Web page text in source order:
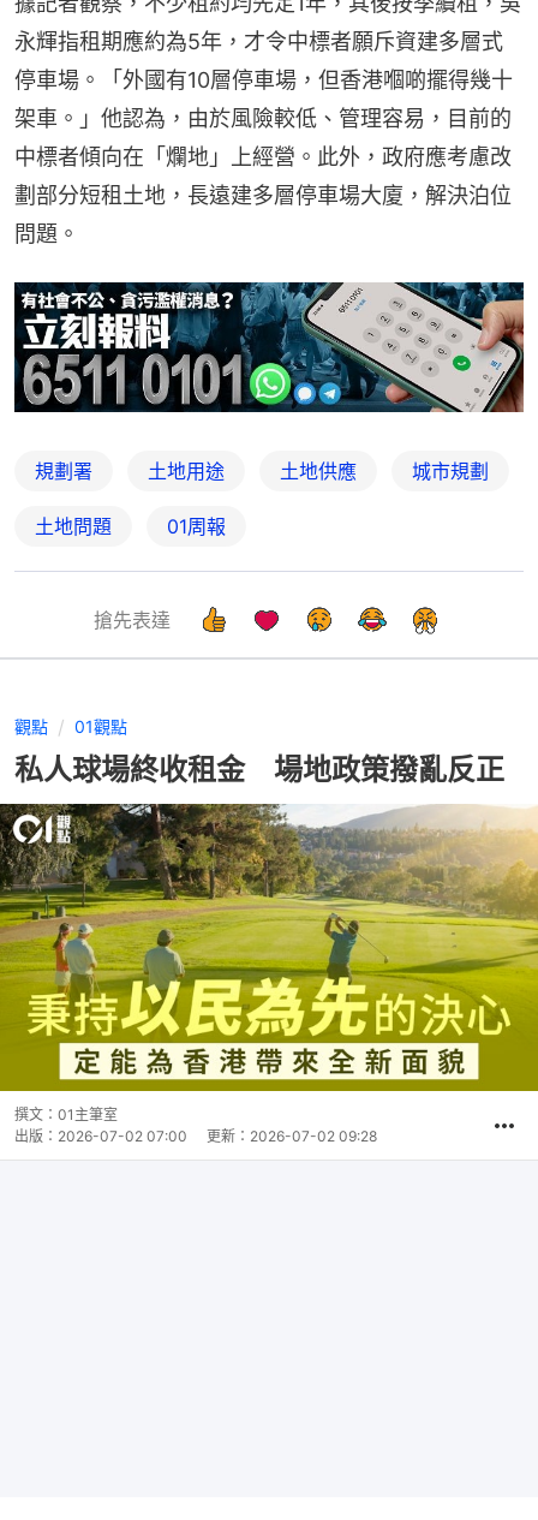
永輝指租期應約為5年，才令中標者願斥資建多層式
停車場。「外國有10層停車場，但香港嗰啲擺得幾十
架車。」他認為，由於風險較低、管理容易，目前的
中標者傾向在「爛地」上經營。此外，政府應考慮改
劃部分短租土地，長遠建多層停車場大廈，解決泊位
問題。
規劃署 土地用途 土地供應 城市規劃
土地問題 01周報
搶先表達
觀點 01觀點
私人球場終收租金 場地政策撥亂反正
撰文： 01主筆室
出版： 2026-07-02 07:00 更新： 2026-07-02 09:28